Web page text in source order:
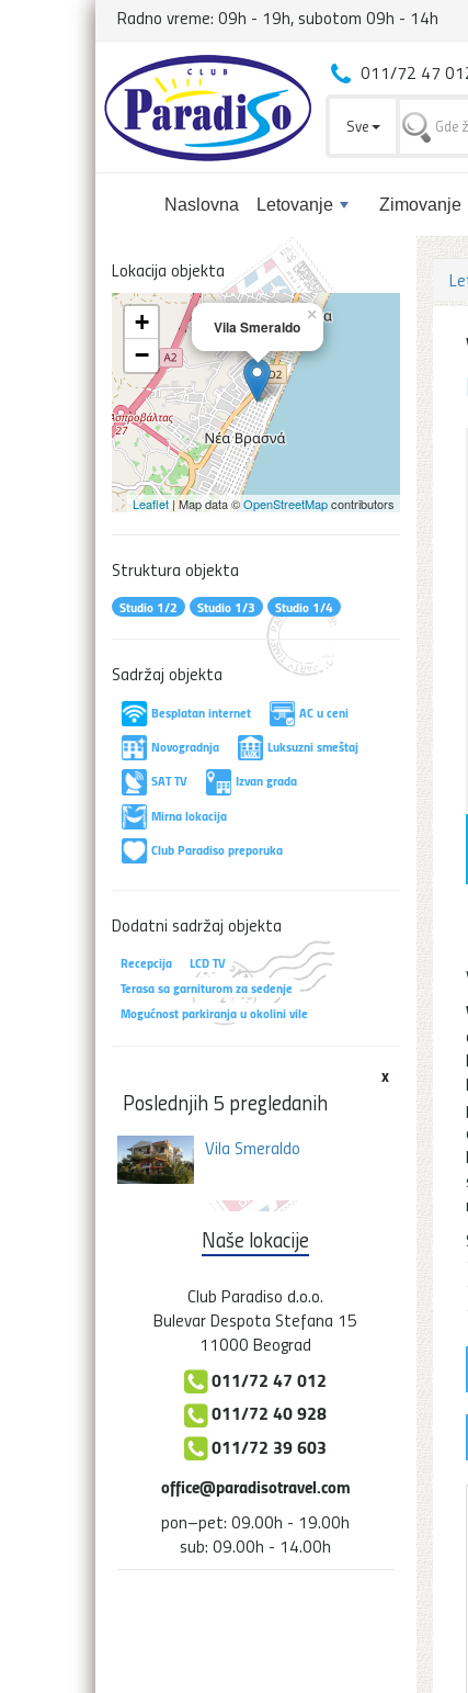
Radno vreme: 09h - 19h, subotom 09h - 14h
Naslovna Letovanje Zimovanje
011/72 47
Sve
Lokacija objekta
Vila Smeraldo
×
+
−
Leaflet| Map data ©OpenStreetMapcontributors
Struktura objekta
Studio 1/2 Studio 1/3 Studio 1/4
Sadržaj objekta
Besplatan internet
AC u ceni
Novogradnja
Luksuzni smeštaj
SAT TV
Izvan grada
Mirna lokacija
Club Paradiso preporuka
Dodatni sadržaj objekta
Recepcija
LCD TV
Terasa sa garniturom za sedenje
Mogućnost parkiranja u okolini vile
x
Poslednjih 5 pregledanih
Vila Smeraldo
Naše lokacije
Club Paradiso d.o.o.
Bulevar Despota Stefana 15
11000 Beograd
011/72 47 012
011/72 40 928
011/72 39 603
office@paradisotravel.com
pon–pet: 09.00h - 19.00h
sub: 09.00h - 14.00h